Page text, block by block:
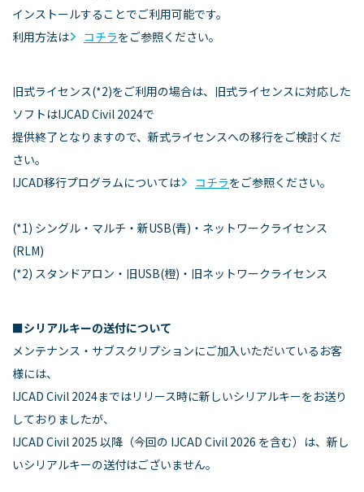
インストールすることでご利用可能です。
利用方法は
コチラをご参照ください。
旧式ライセンス(*2)をご利用の場合は、旧式ライセンスに対応した
ソフトはIJCAD Civil 2024で
提供終了となりますので、新式ライセンスへの移行をご検討くだ
さい。
IJCAD移行プログラムについては
コチラをご参照ください。
(*1) シングル・マルチ・新USB(青)・ネットワークライセンス
(RLM)
(*2) スタンドアロン・旧USB(橙)・旧ネットワークライセンス
■シリアルキーの送付について
メンテナンス・サブスクリプションにご加入いただいているお客
様には、
IJCAD Civil 2024まではリリース時に新しいシリアルキーをお送り
しておりましたが、
IJCAD Civil 2025 以降（今回の IJCAD Civil 2026 を含む）は、新し
いシリアルキーの送付はございません。